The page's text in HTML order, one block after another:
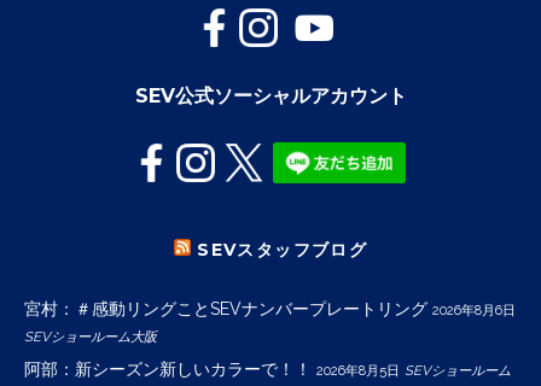
SEV公式ソーシャルアカウント
SEVスタッフブログ
宮村：＃感動リングことSEVナンバープレートリング 2026年8月6日
SEVショールーム大阪
阿部：新シーズン新しいカラーで！！ 2026年8月5日 SEVショールーム